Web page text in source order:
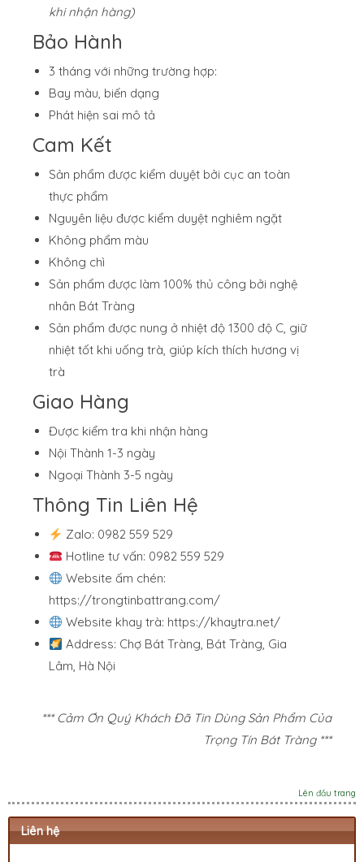
khi nhận hàng)
Bảo Hành
3 tháng với những trường hợp:
Bay màu, biến dạng
Phát hiện sai mô tả
Cam Kết
Sản phẩm được kiểm duyệt bởi cục an toàn
thực phẩm
Nguyên liệu được kiểm duyệt nghiêm ngặt
Không phẩm màu
Không chì
Sản phẩm được làm 100% thủ công bởi nghệ
nhân Bát Tràng
Sản phẩm được nung ở nhiệt độ 1300 độ C, giữ
nhiệt tốt khi uống trà, giúp kích thích hương vị
trà
Giao Hàng
Được kiểm tra khi nhận hàng
Nội Thành 1-3 ngày
Ngoại Thành 3-5 ngày
Thông Tin Liên Hệ
Zalo: 0982 559 529
Hotline tư vấn: 0982 559 529
Website ấm chén:
https://trongtinbattrang.com/
Website khay trà: https://khaytra.net/
Address: Chợ Bát Tràng, Bát Tràng, Gia
Lâm, Hà Nội
*** Cảm Ơn Quý Khách Đã Tin Dùng Sản Phẩm Của
Trọng Tín Bát Tràng ***
Lên đầu trang
Liên hệ